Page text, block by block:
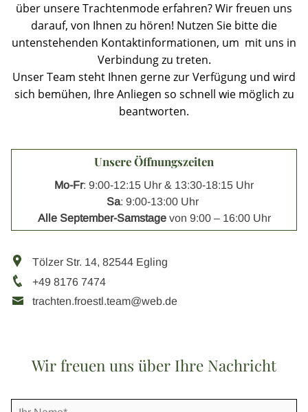
über unsere Trachtenmode erfahren? Wir freuen uns
darauf, von Ihnen zu hören! Nutzen Sie bitte die
untenstehenden Kontaktinformationen, um mit uns in
Verbindung zu treten.
Unser Team steht Ihnen gerne zur Verfügung und wird
sich bemühen, Ihre Anliegen so schnell wie möglich zu
beantworten.
Unsere Öffnungszeiten
Mo-Fr: 9:00-12:15 Uhr & 13:30-18:15 Uhr
Sa: 9:00-13:00 Uhr
Alle September-Samstagevon 9:00 – 16:00 Uhr
Tölzer Str. 14, 82544 Egling
+49 8176 7474
trachten.froestl.team@web.de
Wir freuen uns über Ihre Nachricht